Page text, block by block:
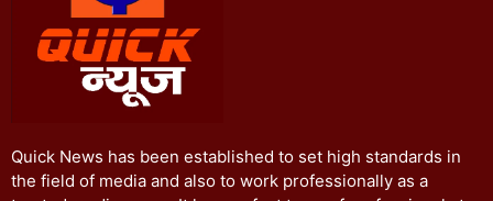
Quick News has been established to set high standards in
the field of media and also to work professionally as a